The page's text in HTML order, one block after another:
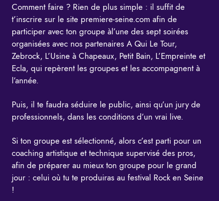
Comment faire ? Rien de plus simple : il suffit de
t’inscrire sur le site premiere-seine.com afin de
participer avec ton groupe àl’une des sept soirées
organisées avec nos partenaires A Qui Le Tour,
Zebrock, L’Usine à Chapeaux, Petit Bain, L’Empreinte et
Ecla, qui repèrent les groupes et les accompagnent à
l’année.
Puis, il te faudra séduire le public, ainsi qu’un jury de
professionnels, dans les conditions d’un vrai live.
Si ton groupe est sélectionné, alors c’est parti pour un
coaching artistique et technique supervisé des pros,
afin de préparer au mieux ton groupe pour le grand
jour : celui où tu te produiras au festival Rock en Seine
!